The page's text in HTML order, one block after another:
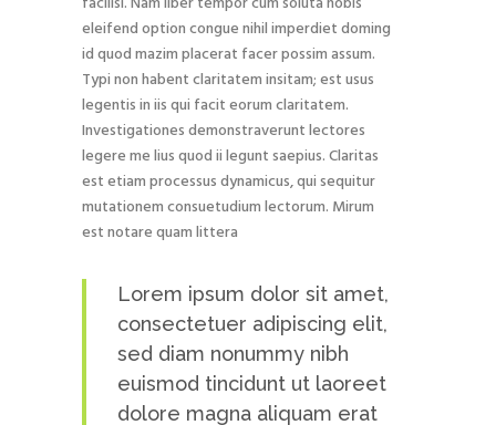
eleifend option congue nihil imperdiet doming
id quod mazim placerat facer possim assum.
Typi non habent claritatem insitam; est usus
legentis in iis qui facit eorum claritatem.
Investigationes demonstraverunt lectores
legere me lius quod ii legunt saepius. Claritas
est etiam processus dynamicus, qui sequitur
mutationem consuetudium lectorum. Mirum
est notare quam littera
Lorem ipsum dolor sit amet,
consectetuer adipiscing elit,
sed diam nonummy nibh
euismod tincidunt ut laoreet
dolore magna aliquam erat